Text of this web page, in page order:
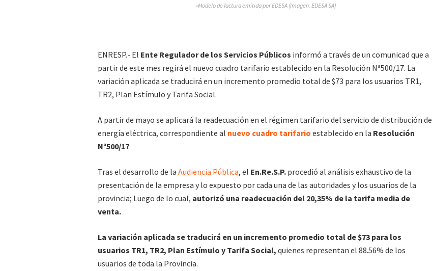
»Modelo de factura emitida por EDESA (Imagen: EDESA SA)
ENRESP.- El Ente Regulador de los Servicios Públicos informó a través de un comunicad que a
partir de este mes regirá el nuevo cuadro tarifario establecido en la Resolución Nª500/17. La
variación aplicada se traducirá en un incremento promedio total de $73 para los usuarios TR1,
TR2, Plan Estímulo y Tarifa Social.
A partir de mayo se aplicará la readecuación en el régimen tarifario del servicio de distribución de
energía eléctrica, correspondiente al nuevo cuadro tarifario establecido en la Resolución
Nª500/17
Tras el desarrollo de la Audiencia Pública, el En.Re.S.P. procedió al análisis exhaustivo de la
presentación de la empresa y lo expuesto por cada una de las autoridades y los usuarios de la
provincia; Luego de lo cual, autorizó una readecuación del 20,35% de la tarifa media de
venta.
La variación aplicada se traducirá en un incremento promedio total de $73 para los
usuarios TR1, TR2, Plan Estímulo y Tarifa Social, quienes representan el 88.56% de los
usuarios de toda la Provincia.